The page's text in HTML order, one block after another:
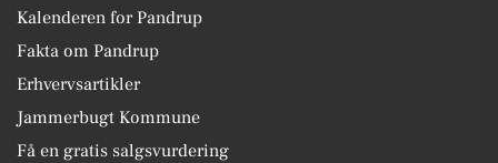
Kalenderen for Pandrup
Fakta om Pandrup
Erhvervsartikler
Jammerbugt Kommune
Få en gratis salgsvurdering